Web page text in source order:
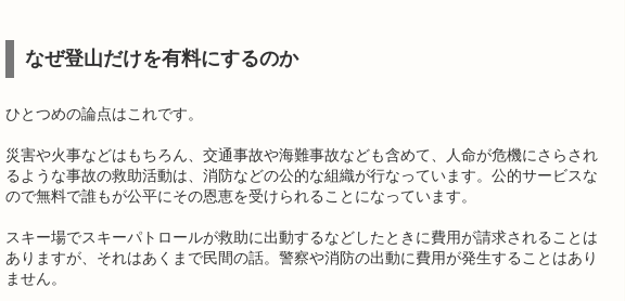
なぜ登山だけを有料にするのか
ひとつめの論点はこれです。
災害や火事などはもちろん、交通事故や海難事故なども含めて、人命が危機にさらされ
るような事故の救助活動は、消防などの公的な組織が行なっています。公的サービスな
ので無料で誰もが公平にその恩恵を受けられることになっています。
スキー場でスキーパトロールが救助に出動するなどしたときに費用が請求されることは
ありますが、それはあくまで民間の話。警察や消防の出動に費用が発生することはあり
ません。